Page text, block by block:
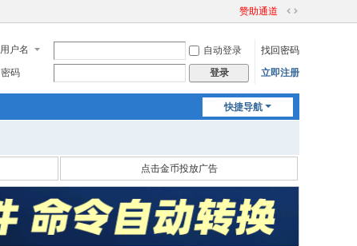
赞助通道
切
到
宽
用户名 自动登录
找回密码
密码
登录 立即注册
快捷导航
点击金币投放广告